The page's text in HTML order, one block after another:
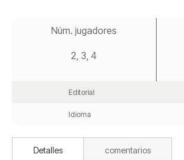
Núm. jugadores
2, 3, 4
Editorial
Idioma
Detalles comentarios